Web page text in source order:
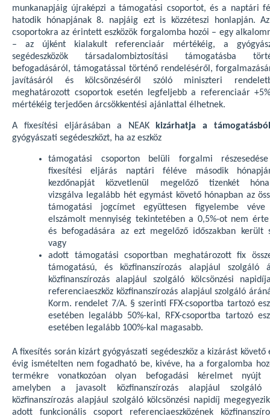
munkanapjáig újraképzi a támogatási csoportot, és a naptári
hatodik hónapjának 8. napjáig ezt is közzéteszi honlapján.
csoportokra az érintett eszközök forgalomba hozói – egy
– az újként kialakult referenciaár mértékéig, a
segédeszközök társadalombiztosítási támogatásba
befogadásáról, támogatással történő rendeléséről,
javításáról és kölcsönzéséről szóló miniszteri
meghatározott csoportok esetén legfeljebb a referenciaár
mértékéig terjedően árcsökkentési ajánlattal élhetnek.
A fixesítési eljárásában a NEAK
kizárhatja a
gyógyászati segédeszközt, ha az eszköz
támogatási csoporton belüli forgalmi
fixesítési eljárás naptári féléve második
kezdőnapját közvetlenül megelőző tizenkét
vizsgálva legalább hét egymást követő hónapban az
támogatási jogcímet együttesen figyelembe
elszámolt mennyiség tekintetében a 0,5%-ot nem
és befogadására az ezt megelőző időszakban került
vagy
adott támogatási csoportban meghatározott fix
támogatású, és közfinanszírozás alapjául szolgáló
közfinanszírozás alapjául szolgáló kölcsönzési
referenciaeszköz közfinanszírozás alapjául szolgáló
Korm. rendelet 7/A. § szerinti FFX-csoportba tartozó
esetében legalább 50%-kal, RFX-csoportba tartozó
esetében legalább 100%-kal magasabb.
A fixesítés során kizárt gyógyászati segédeszköz a kizárást követő
évig ismételten nem fogadható be, kivéve, ha a forgalomba
termékre vonatkozóan olyan befogadási kérelmet nyújt
amelyben a javasolt közfinanszírozás alapjául szolgáló
közfinanszírozás alapjául szolgáló kölcsönzési napidíj
adott funkcionális csoport referenciaeszközének